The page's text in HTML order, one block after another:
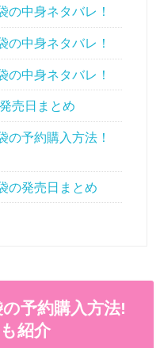
の中身ネタバレ！
の中身ネタバレ！
の中身ネタバレ！
売日まとめ
の予約購入方法！
の発売日まとめ
予約購入方法!
紹介